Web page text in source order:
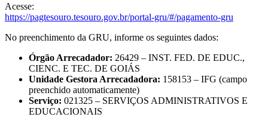
Acesse:
https://pagtesouro.tesouro.gov.br/portal-gru/#/pagamento-gru
No preenchimento da GRU, informe os seguintes dados:
Órgão Arrecadador: 26429 – INST. FED. DE EDUC.,
CIENC. E TEC. DE GOIÁS
Unidade Gestora Arrecadadora: 158153 – IFG (campo
preenchido automaticamente)
Serviço: 021325 – SERVIÇOS ADMINISTRATIVOS E
EDUCACIONAIS